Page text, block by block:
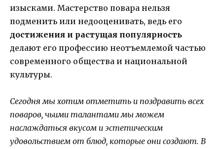
изысками. Мастерство повара нельзя
подменить или недооценивать, ведь его
достижения и растущая популярность
делают его профессию неотъемлемой частью
современного общества и национальной
культуры.
Сегодня мы хотим отметить и поздравить всех
поваров, чьими талантами мы можем
наслаждаться вкусом и эстетическим
удовольствием от блюд, которые они создают. В